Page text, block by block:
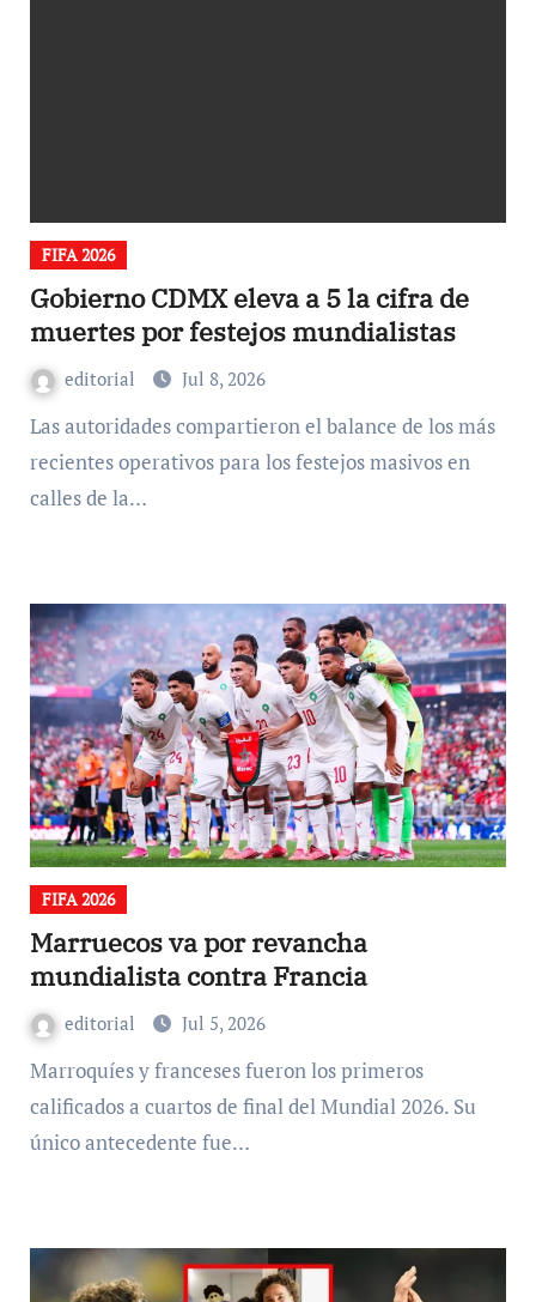
FIFA 2026
Gobierno CDMX eleva a 5 la cifra de
muertes por festejos mundialistas
editorial Jul 8, 2026
Las autoridades compartieron el balance de los más
recientes operativos para los festejos masivos en
calles de la…
FIFA 2026
Marruecos va por revancha
mundialista contra Francia
editorial Jul 5, 2026
Marroquíes y franceses fueron los primeros
calificados a cuartos de final del Mundial 2026. Su
único antecedente fue…